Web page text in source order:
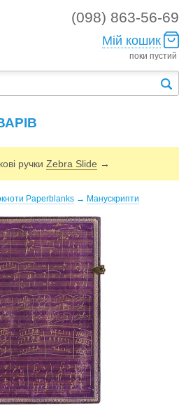
(098) 863-56-69
Мій кошик
поки пустий
ручки Zebra Slide →
Paperblanks → Манускрипти